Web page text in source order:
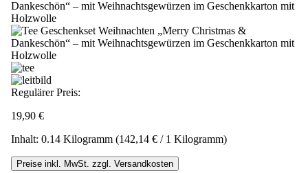
Regulärer Preis:
19,90 €
Inhalt: 0.14 Kilogramm (142,14 € / 1 Kilogramm)
Preise inkl. MwSt. zzgl. Versandkosten